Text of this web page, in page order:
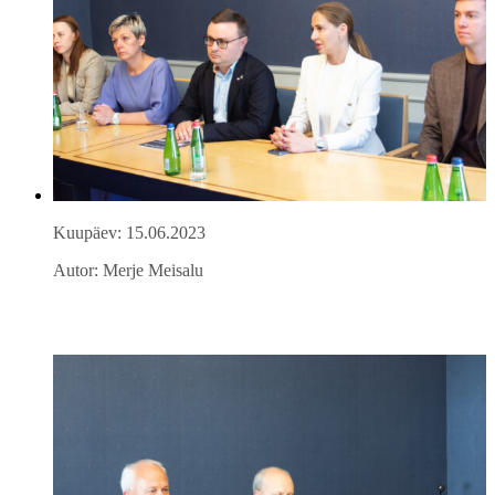
Kuupäev: 15.06.2023
Autor: Merje Meisalu